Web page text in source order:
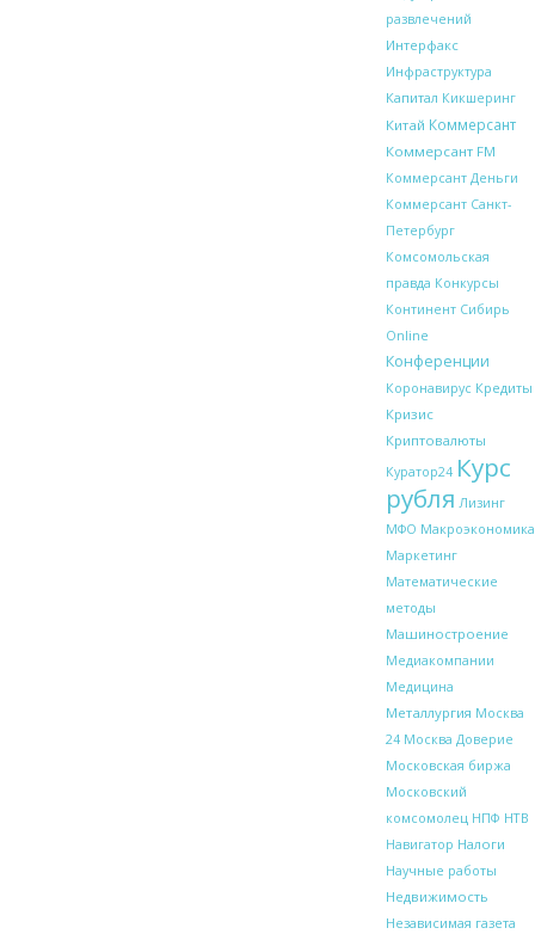
развлечений
Интерфакс
Инфраструктура
Капитал Кикшеринг
Китай Коммерсант
Коммерсант FM
Коммерсант Деньги
Коммерсант Санкт-
Петербург
Комсомольская
правда Конкурсы
Континент Сибирь
Online
Конференции
Коронавирус Кредиты
Кризис
Криптовалюты
Куратор24 Курс
рубля Лизинг
МФО Макроэкономика
Маркетинг
Математические
методы
Машиностроение
Медиакомпании
Медицина
Металлургия Москва
24 Москва Доверие
Московская биржа
Московский
комсомолец НПФ НТВ
Навигатор Налоги
Научные работы
Недвижимость
Независимая газета